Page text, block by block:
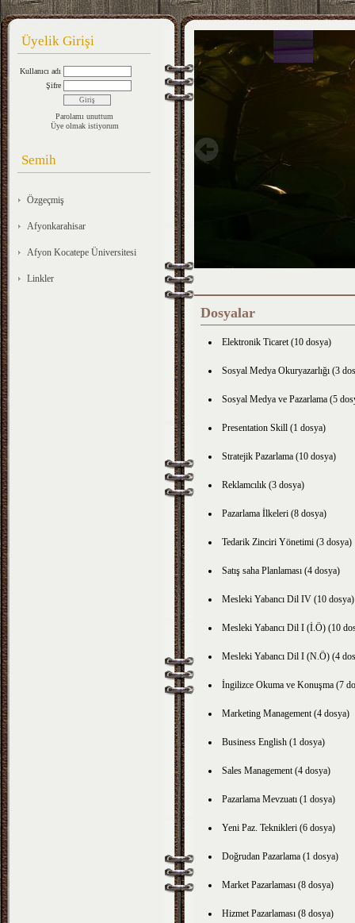
Üyelik Girişi
Kullanıcı adı
Şifre
Parolamı unuttum
Üye olmak istiyorum
Semih
Özgeçmiş
Afyonkarahisar
Afyon Kocatepe Üniversitesi
Linkler
Dosyalar
Elektronik Ticaret (10 dosya)
Sosyal Medya Okuryazarlığı (3
Sosyal Medya ve Pazarlama (5
Presentation Skill (1 dosya)
Stratejik Pazarlama (10 dosya)
Reklamcılık (3 dosya)
Pazarlama İlkeleri (8 dosya)
Tedarik Zinciri Yönetimi (3 dosya)
Satış saha Planlaması (4 dosya)
Mesleki Yabancı Dil IV (10 dosya)
Mesleki Yabancı Dil I (İ.Ö) (10
Mesleki Yabancı Dil I (N.Ö) (4
İngilizce Okuma ve Konuşma (7
Marketing Management (4 dosya)
Business English (1 dosya)
Sales Management (4 dosya)
Pazarlama Mevzuatı (1 dosya)
Yeni Paz. Teknikleri (6 dosya)
Doğrudan Pazarlama (1 dosya)
Market Pazarlaması (8 dosya)
Hizmet Pazarlaması (8 dosya)